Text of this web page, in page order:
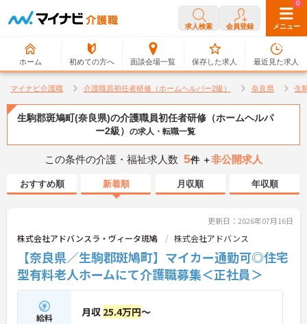
求人検索 会員登録 メニュー
ホーム 初めての方へ 面談会場一覧
0
保存した求人
0
最近見た求人
マイナビ介護職 介護職員初任者研修（ホームヘルパー2級） 奈良県 生
生駒郡斑鳩町(奈良県)の介護職員初任者研修（ホームヘルパ
ー2級） の求人・転職一覧
この条件の介護・福祉求人数 5件 ＋非公開求人
おすすめ順 新着順 月収順 年収順
更新日：2026年07月16日
株式会社アドバンスラ・ヴィータ斑鳩 株式会社アドバンス
【奈良県／生駒郡斑鳩町】マイカー通勤可◎住宅
型有料老人ホームにて介護職募集＜正社員＞
給料 月収 25.4万円～